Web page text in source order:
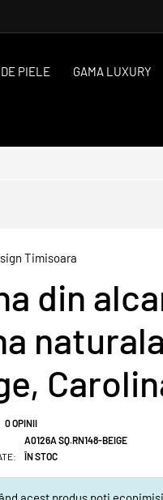
PIELE GAMA LUXURY
Timisoara
din
0 OPINII
A0126A SQ.RN148-BEIGE
ÎN STOC